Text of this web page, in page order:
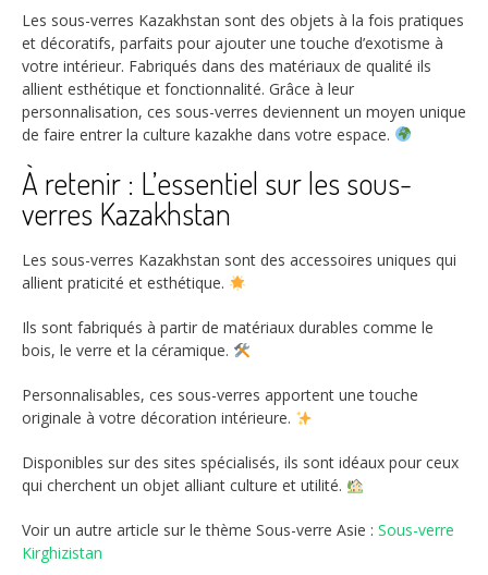
Les sous-verres Kazakhstan sont des objets à la fois pratiques
et décoratifs, parfaits pour ajouter une touche d’exotisme à
votre intérieur. Fabriqués dans des matériaux de qualité ils
allient esthétique et fonctionnalité. Grâce à leur
personnalisation, ces sous-verres deviennent un moyen unique
de faire entrer la culture kazakhe dans votre espace.
À retenir : L’essentiel sur les sous-
verres Kazakhstan
Les sous-verres Kazakhstan sont des accessoires uniques qui
allient praticité et esthétique.
Ils sont fabriqués à partir de matériaux durables comme le
bois, le verre et la céramique.
Personnalisables, ces sous-verres apportent une touche
originale à votre décoration intérieure.
Disponibles sur des sites spécialisés, ils sont idéaux pour ceux
qui cherchent un objet alliant culture et utilité.
Voir un autre article sur le thème Sous-verre Asie : Sous-verre
Kirghizistan